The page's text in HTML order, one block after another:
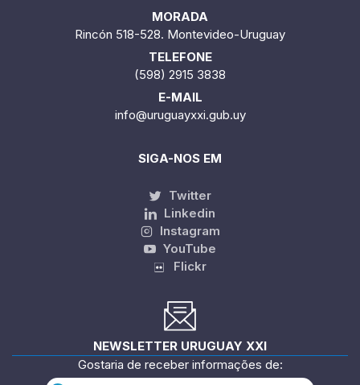
MORADA
Rincón 518-528. Montevideo-Uruguay
TELEFONE
(598) 2915 3838
E-MAIL
info@uruguayxxi.gub.uy
SIGA-NOS EM
Twitter
Linkedin
Instagram
YouTube
Flickr
NEWSLETTER URUGUAY XXI
Gostaria de receber informações de: